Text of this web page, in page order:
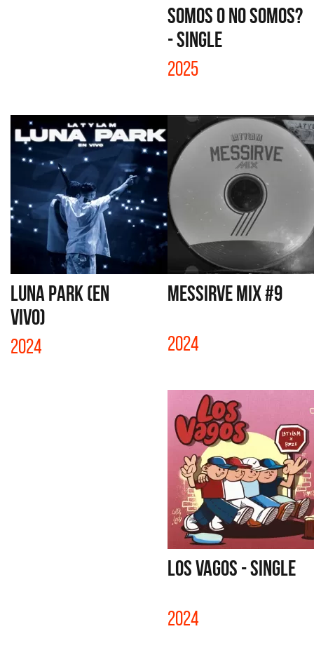
SOMOS O NO SOMOS?
- SINGLE
2025
LUNA PARK (EN
VIVO)
2024
MESSIRVE MIX #9
2024
LOS VAGOS - SINGLE
2024